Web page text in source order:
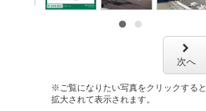
次へ
※ご覧になりたい写真をクリックすると
拡大されて表示されます。